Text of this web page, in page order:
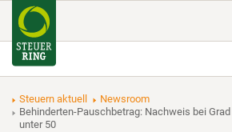
Steuern aktuell
Newsroom
Behinderten-Pauschbetrag: Nachweis bei Grad der Behinderung von
unter 50